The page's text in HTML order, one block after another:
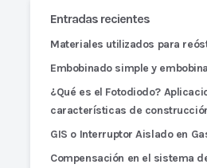
Entradas recientes
Materiales utilizados para
Embobinado simple y
¿Qué es el Fotodiodo?
características de
GIS o Interruptor Aislado en
Compensación en el sistema